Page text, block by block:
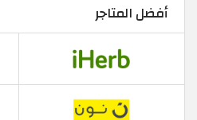
أفضل المتاجر